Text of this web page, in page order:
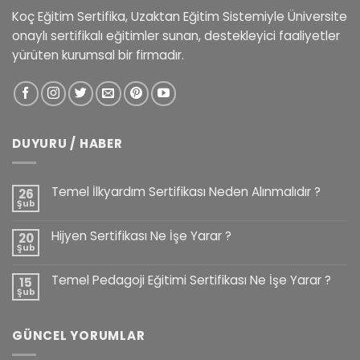
Koç Eğitim Sertifika, Uzaktan Eğitim Sistemiyle Üniversite
onaylı sertifikalı eğitimler sunan, destekleyici faaliyetler
yürüten kurumsal bir firmadır.
DUYURU / HABER
26
Şub
Temel İlkyardım Sertifikası Neden Alınmalıdır ?
20
Şub
Hijyen Sertifikası Ne İşe Yarar ?
15
Şub
Temel Pedagoji Eğitimi Sertifikası Ne İşe Yarar ?
GÜNCEL YORUMLAR